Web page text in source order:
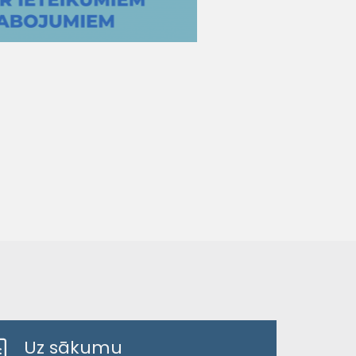
Uz sākumu